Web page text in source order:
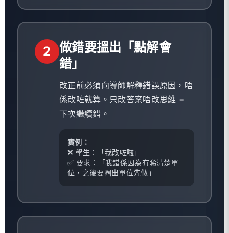
2
做錯要搵出「點解會
錯」
改正前必須向導師解釋錯誤原因，唔
係改咗就算。只改答案唔改思維 =
下次繼續錯。
實例：
❌ 學生：「我改咗啦」
✅ 要求：「我錯係因為冇睇清楚單
位，之後要圈出單位先做」